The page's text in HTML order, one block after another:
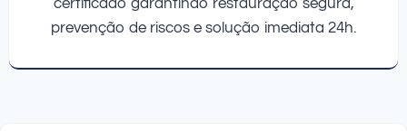
prevenção de riscos e solução imediata 24h.